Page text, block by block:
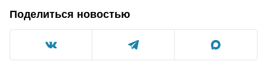
Поделиться новостью